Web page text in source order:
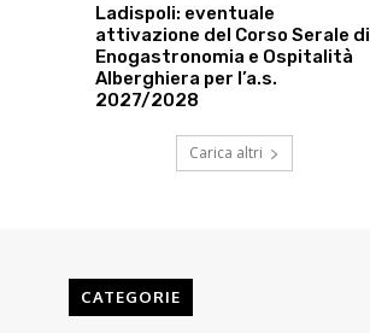
Ladispoli: eventuale
attivazione del Corso Serale di
Enogastronomia e Ospitalità
Alberghiera per l’a.s.
2027/2028
Carica altri
CATEGORIE